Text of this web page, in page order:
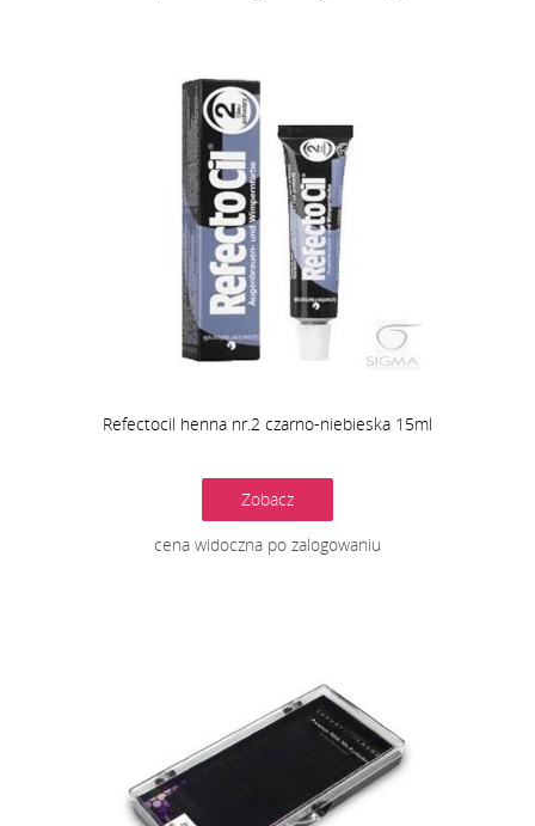
Refectocil henna nr.2 czarno-niebieska 15ml
Zobacz
cena widoczna po zalogowaniu